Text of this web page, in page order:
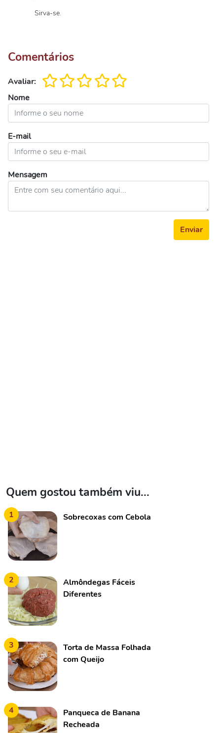
Sirva-se.
Comentários
Avaliar:
Nome
E-mail
Mensagem
Enviar
Quem gostou também viu...
1 Sobrecoxas com Cebola
2
Almôndegas Fáceis
Diferentes
3
Torta de Massa Folhada
com Queijo
4
Panqueca de Banana
Recheada